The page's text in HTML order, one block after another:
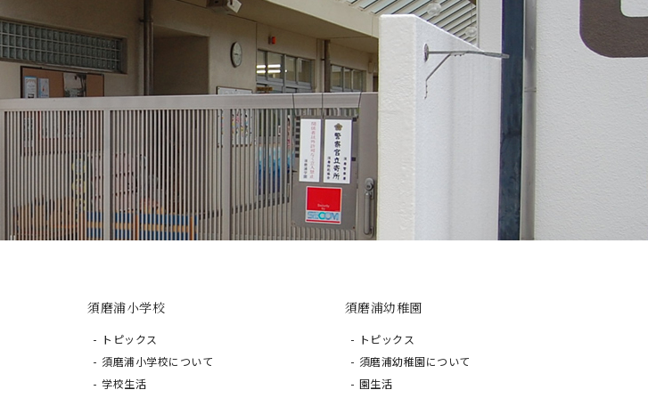
須磨浦小学校
トピックス
須磨浦小学校について
学校生活
須磨浦幼稚園
トピックス
須磨浦幼稚園について
園生活